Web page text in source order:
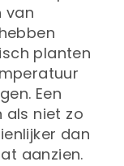
van
planten
Een
als niet zo
dan
aanzien.